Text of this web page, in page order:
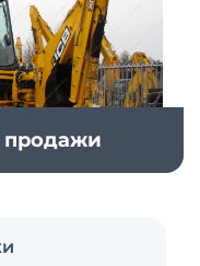
продажи